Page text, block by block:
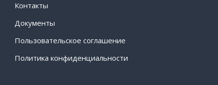
Контакты
Документы
Пользовательское соглашение
Политика конфиденциальности